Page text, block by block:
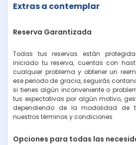
Extras a contemplar
Reserva Garantizada
Todas tus reservas están
iniciado tu reserva, cuentas con
cualquier problema y obtener un
ese periodo de gracia, seguirás
si tienes algún inconveniente o
tus expectativas por algún motivo,
dependiendo de la modalidad de
nuestros términos y condiciones
Opciones para todas las